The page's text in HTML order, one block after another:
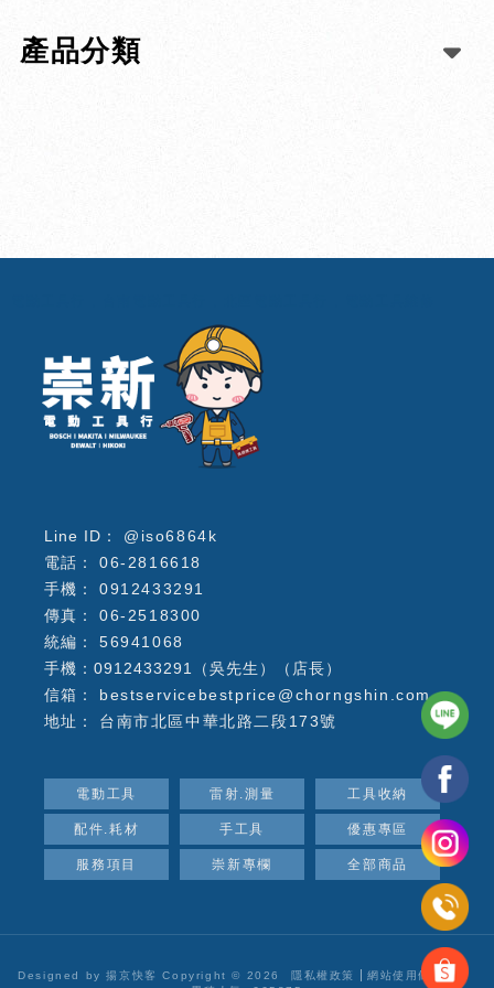
產品分類
@iso6864k
06-2816618
0912433291
06-2518300
56941068
手機：0912433291（吳先生）（店長）
bestservicebestprice@chorngshin.com
台南市北區中華北路二段173號
電動工具 雷射.測量 工具收納
配件.耗材 手工具 優惠專區
服務項目 崇新專欄 全部商品
Designed by揚京快客 Copyright © 2026 隱私權政策 網站使用條款
..